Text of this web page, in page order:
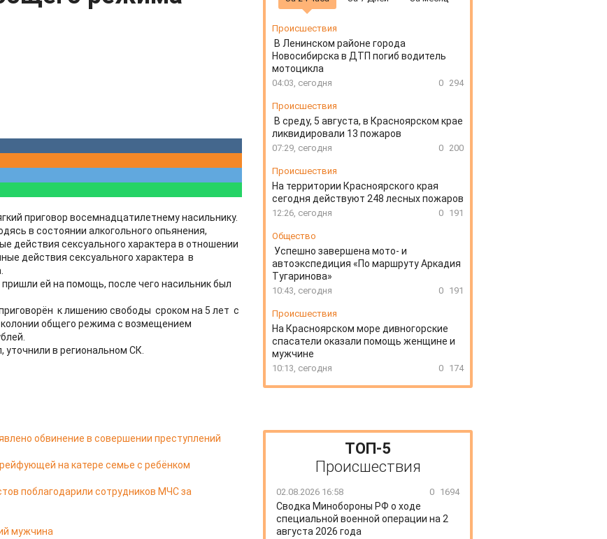
приговор восемнадцатилетнему насильнику.
в состоянии алкогольного опьянения,
действия сексуального характера в отношении
действия сексуального характера в
ей на помощь, после чего насильник был
к лишению свободы сроком на 5 лет с
общего режима с возмещением
уточнили в региональном СК.
обвинение в совершении преступлений
на катере семье с ребёнком
поблагодарили сотрудников МЧС за
мужчина
Происшествия
В Ленинском районе города
Новосибирска в ДТП погиб водитель
мотоцикла
04:03, сегодня 0 294
Происшествия
В среду, 5 августа, в Красноярском крае
ликвидировали 13 пожаров
07:29, сегодня 0 200
Происшествия
На территории Красноярского края
сегодня действуют 248 лесных пожаров
12:26, сегодня 0 191
Общество
Успешно завершена мото- и
автоэкспедиция «По маршруту Аркадия
Тугаринова»
10:43, сегодня 0 191
Происшествия
На Красноярском море дивногорские
спасатели оказали помощь женщине и
мужчине
10:13, сегодня 0 174
ТОП-5
Происшествия
02.08.2026 16:58 0 1694
Сводка Минобороны РФ о ходе
специальной военной операции на 2
августа 2026 года